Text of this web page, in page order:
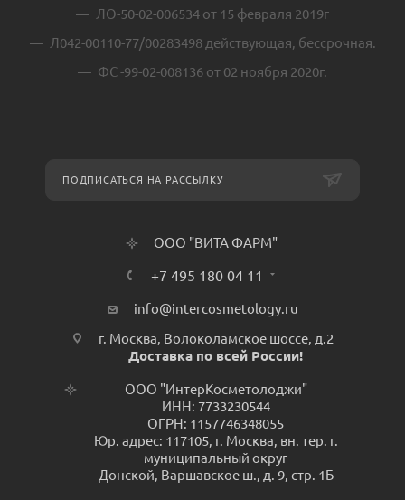
ЛО-50-02-006534 от 15 февраля 2019г
Л042-00110-77/00283498 действующая, бессрочная.
ФС -99-02-008136 от 02 ноября 2020г.
ПОДПИСАТЬСЯ НА РАССЫЛКУ
ООО "ВИТА ФАРМ"
+7 495 180 04 11
info@intercosmetology.ru
г. Москва, Волоколамское шоссе, д.2
Доставка по всей России!
ООО "ИнтерКосметолоджи"
ИНН: 7733230544
ОГРН: 1157746348055
Юр. адрес: 117105, г. Москва, вн. тер. г.
муниципальный округ
Донской, Варшавское ш., д. 9, стр. 1Б